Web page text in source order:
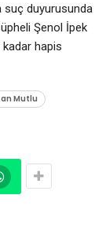
suç duyurusunda
Şenol İpek
kadar hapis
Mutlu